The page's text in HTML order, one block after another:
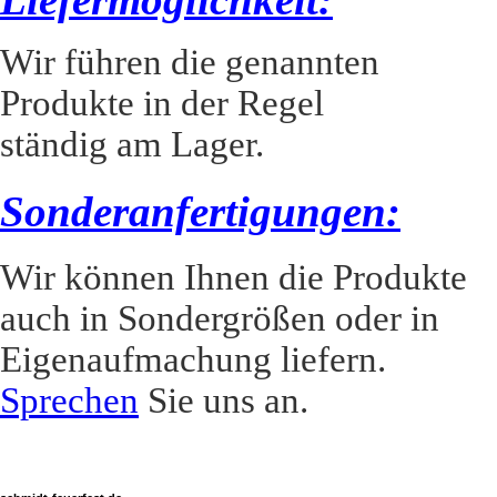
Wir führen die genannten
Produkte in der Regel
ständig am Lager.
Sonderanfertigungen:
Wir können Ihnen die Produkte
auch in Sondergrößen oder in
Eigenaufmachung liefern.
Sprechen Sie uns an.